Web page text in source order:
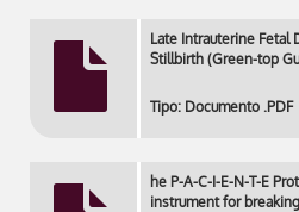
Late Intrauterine Fetal
Stillbirth (Green-top
Tipo: Documento .PDF
he P-A-C-I-E-N-T-E
instrument for